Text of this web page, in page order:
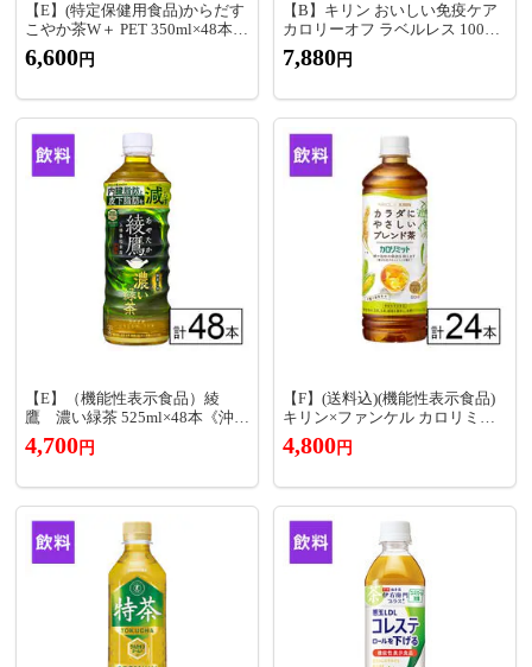
【E】(特定保健用食品)からだす
こやか茶W＋ PET 350ml×48本
《沖縄・離島配送不可》
6,600円
【B】キリン おいしい免疫ケア
カロリーオフ ラベルレス 100ml
×60本《沖縄・離島配送不可》
7,880円
【E】（機能性表示食品）綾
鷹 濃い緑茶 525ml×48本《沖
縄・離島配送不可》
4,700円
【F】(送料込)(機能性表示食品)
キリン×ファンケル カロリミッ
ト ブレンド茶 600ml×24本《沖
縄・離島配送不可》
4,800円